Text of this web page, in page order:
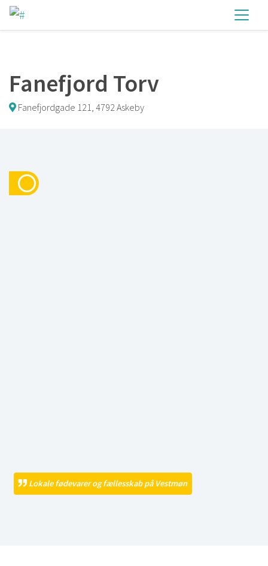
Fanefjord Torv
Fanefjordgade 121, 4792 Askeby
Lokale fødevarer og fællesskab på Vestmøn